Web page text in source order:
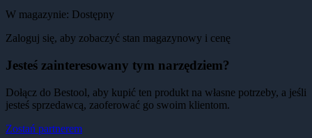
W magazynie: Dostępny
Zaloguj się, aby zobaczyć stan magazynowy i cenę
Jesteś zainteresowany tym narzędziem?
Dołącz do Bestool, aby kupić ten produkt na własne potrzeby, a jeśli
jesteś sprzedawcą, zaoferować go swoim klientom.
Zostań partnerem